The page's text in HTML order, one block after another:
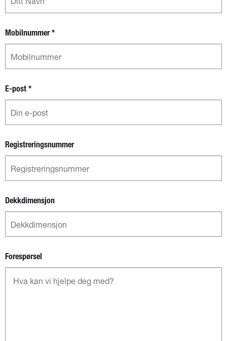
Mobilnummer*
E-post *
Registreringsnummer
Dekkdimensjon
Forespørsel